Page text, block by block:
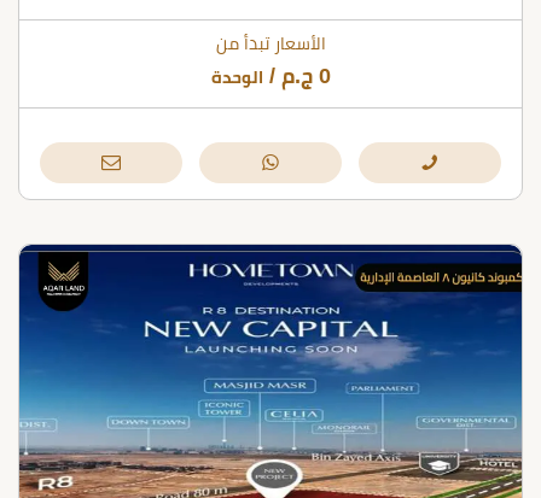
الأسعار تبدأ من
0 ج.م / الوحدة